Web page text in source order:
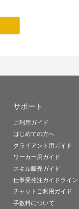
サポート
ご利用ガイド
はじめての方へ
クライアント用ガイド
ワーカー用ガイド
スキル販売ガイド
仕事受発注ガイドライン
チャットご利用ガイド
手数料について